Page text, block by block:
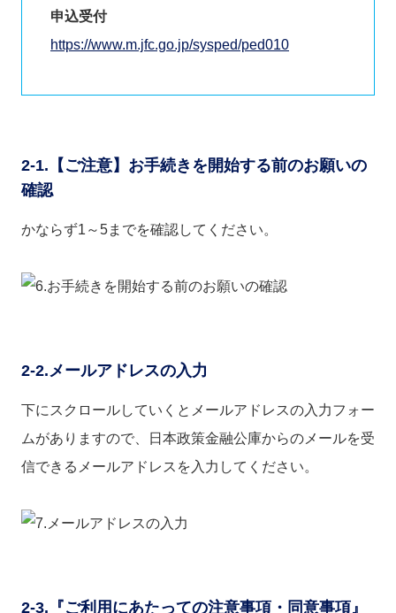
申込受付
https://www.m.jfc.go.jp/sysped/ped010
2-1.【ご注意】お手続きを開始する前のお願いの
確認
かならず1～5までを確認してください。
2-2.メールアドレスの入力
下にスクロールしていくとメールアドレスの入力フォー
ムがありますので、日本政策金融公庫からのメールを受
信できるメールアドレスを入力してください。
2-3.『ご利用にあたっての注意事項・同意事項』